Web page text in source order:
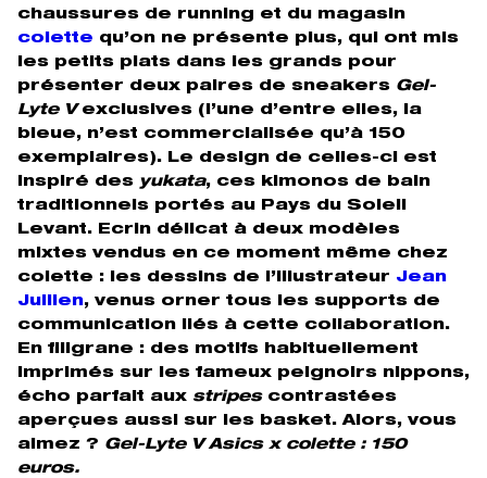
chaussures de running et du magasin
colette qu’on ne présente plus, qui ont mis
les petits plats dans les grands pour
présenter deux paires de sneakers Gel-
Lyte Vexclusives (l’une d’entre elles, la
bleue, n’est commercialisée qu’à 150
exemplaires). Le design de celles-ci est
inspiré des yukata, ces kimonos de bain
traditionnels portés au Pays du Soleil
Levant. Ecrin délicat à deux modèles
mixtes vendus en ce moment même chez
colette : les dessins de l’illustrateur Jean
Jullien, venus orner tous les supports de
communication liés à cette collaboration.
En filigrane : des motifs habituellement
imprimés sur les fameux peignoirs nippons,
écho parfait aux stripescontrastées
aperçues aussi sur les basket. Alors, vous
aimez ? Gel-Lyte V Asics x colette : 150
euros.